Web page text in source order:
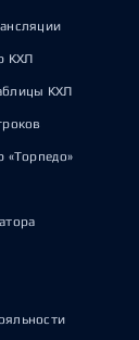
КХЛ
КХЛ
«Торпедо»